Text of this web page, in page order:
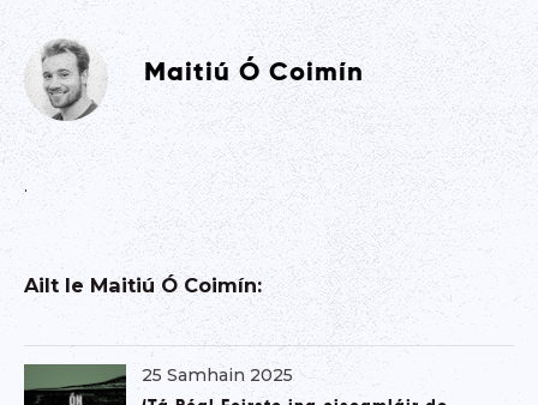
Maitiú Ó Coimín
.
Ailt le Maitiú Ó Coimín:
25 Samhain 2025